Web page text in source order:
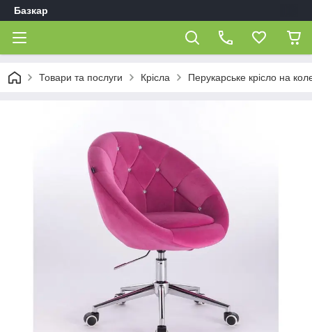
Базкар
Товари та послуги Крісла Перукарське крісло на